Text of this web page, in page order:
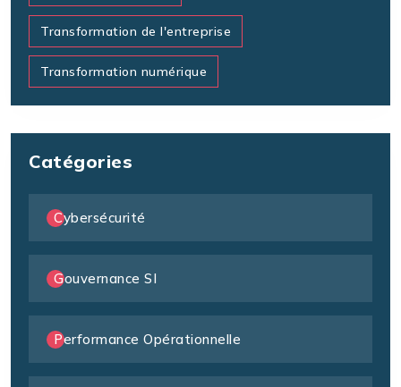
Transformation de l'entreprise
Transformation numérique
Catégories
Cybersécurité
Gouvernance SI
Performance Opérationnelle